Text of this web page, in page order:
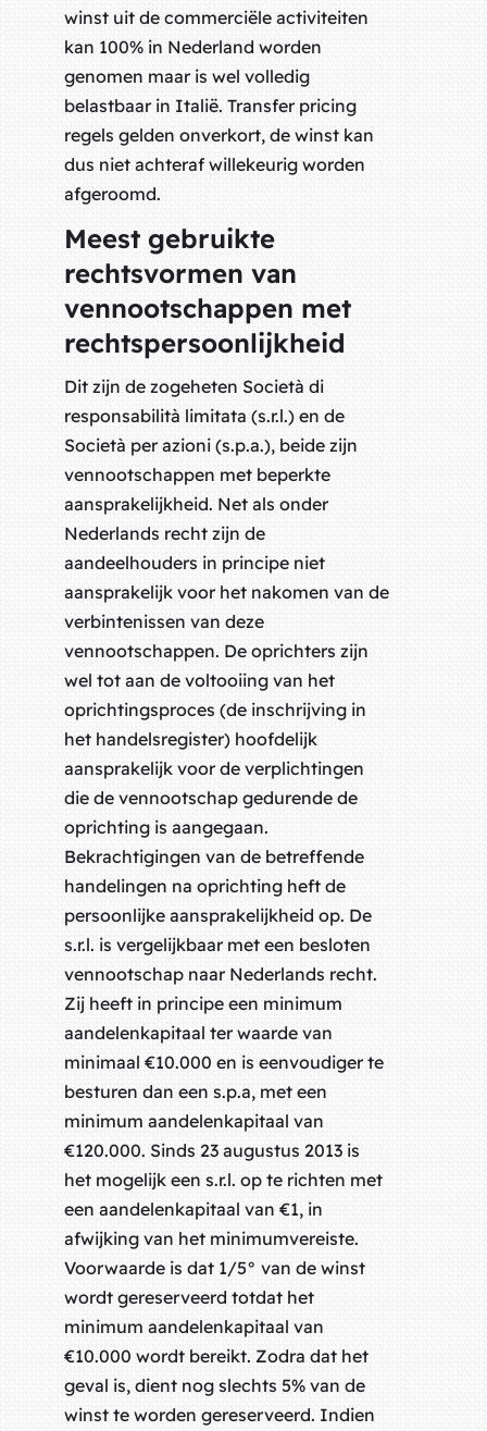
winst uit de commerciële activiteiten
kan 100% in Nederland worden
genomen maar is wel volledig
belastbaar in Italië. Transfer pricing
regels gelden onverkort, de winst kan
dus niet achteraf willekeurig worden
afgeroomd.
Meest gebruikte
rechtsvormen van
vennootschappen met
rechtspersoonlijkheid
Dit zijn de zogeheten Società di
responsabilità limitata (s.r.l.) en de
Società per azioni (s.p.a.), beide zijn
vennootschappen met beperkte
aansprakelijkheid. Net als onder
Nederlands recht zijn de
aandeelhouders in principe niet
aansprakelijk voor het nakomen van de
verbintenissen van deze
vennootschappen. De oprichters zijn
wel tot aan de voltooiing van het
oprichtingsproces (de inschrijving in
het handelsregister) hoofdelijk
aansprakelijk voor de verplichtingen
die de vennootschap gedurende de
oprichting is aangegaan.
Bekrachtigingen van de betreffende
handelingen na oprichting heft de
persoonlijke aansprakelijkheid op. De
s.r.l. is vergelijkbaar met een besloten
vennootschap naar Nederlands recht.
Zij heeft in principe een minimum
aandelenkapitaal ter waarde van
minimaal €10.000 en is eenvoudiger te
besturen dan een s.p.a, met een
minimum aandelenkapitaal van
€120.000. Sinds 23 augustus 2013 is
het mogelijk een s.r.l. op te richten met
een aandelenkapitaal van €1, in
afwijking van het minimumvereiste.
Voorwaarde is dat 1/5° van de winst
wordt gereserveerd totdat het
minimum aandelenkapitaal van
€10.000 wordt bereikt. Zodra dat het
geval is, dient nog slechts 5% van de
winst te worden gereserveerd. Indien